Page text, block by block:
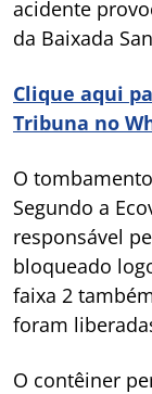
acidente
da Baixada
Clique aqui
Tribuna no
O
Segundo a
responsável
bloqueado
faixa 2
foram
O contêiner